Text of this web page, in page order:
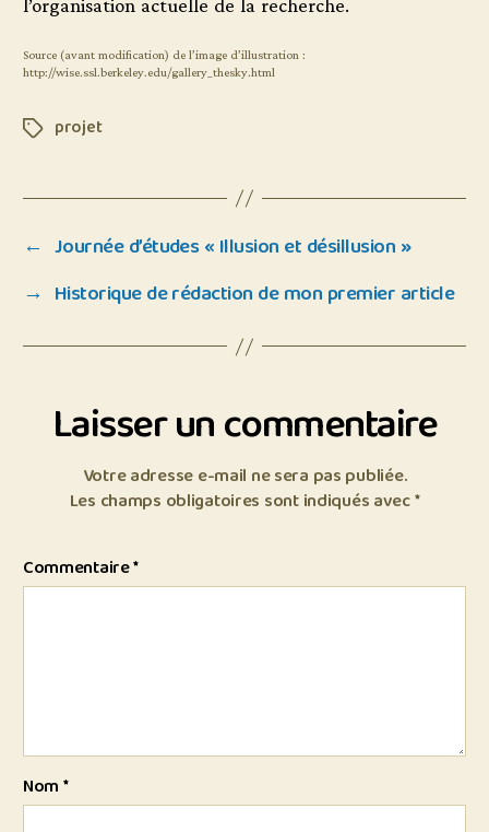
l’organisation actuelle de la recherche.
Source (avant modification) de l’image d’illustration :
http://wise.ssl.berkeley.edu/gallery_thesky.html
Étiquettes
projet
← Journée d’études « Illusion et désillusion »
→ Historique de rédaction de mon premier article
Laisser un commentaire
Votre adresse e-mail ne sera pas publiée.
Les champs obligatoires sont indiqués avec*
Commentaire*
Nom*